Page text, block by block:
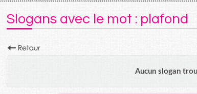
Slogans avec le mot : plafond
Aucun slogan